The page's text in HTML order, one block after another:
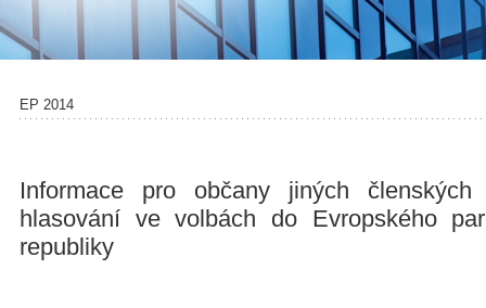
EP 2014
Informace pro občany jiných
hlasování ve volbách do Evropského
republiky